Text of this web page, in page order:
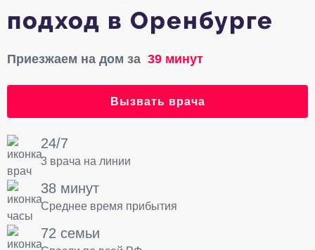
подход в Оренбурге
Приезжаем на дом за 39 минут
Вызвать врача
24/7
3 врача на линии
38 минут
Среднее время прибытия
72 семьи